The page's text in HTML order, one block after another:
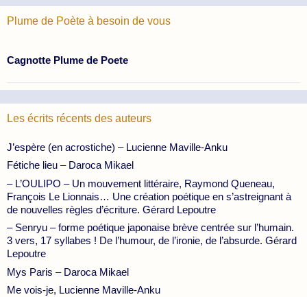
Plume de Poète à besoin de vous
Cagnotte Plume de Poete
Les écrits récents des auteurs
J’espère (en acrostiche) – Lucienne Maville-Anku
Fétiche lieu – Daroca Mikael
– L’OULIPO – Un mouvement littéraire, Raymond Queneau,
François Le Lionnais… Une création poétique en s’astreignant à
de nouvelles règles d’écriture. Gérard Lepoutre
– Senryu – forme poétique japonaise brève centrée sur l’humain.
3 vers, 17 syllabes ! De l’humour, de l’ironie, de l’absurde. Gérard
Lepoutre
Mys Paris – Daroca Mikael
Me vois-je, Lucienne Maville-Anku